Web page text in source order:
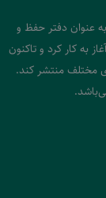
موسسه پژوهشی فرهنگی مصابیح الهدی از سال 1388 به عنوان دفتر حفظ و
به کار کرد و تاکنون
مختلف منتشر کند.